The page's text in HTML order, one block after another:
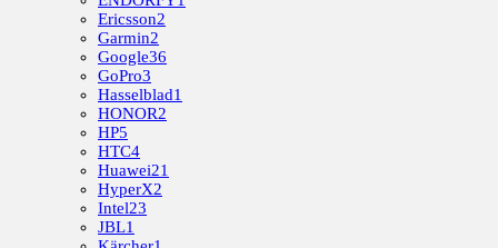
Ericsson2
Garmin2
Google36
GoPro3
Hasselblad1
HONOR2
HP5
HTC4
Huawei21
HyperX2
Intel23
JBL1